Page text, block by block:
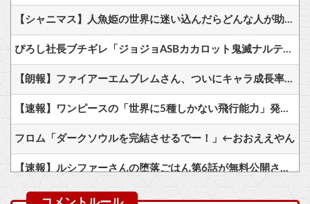
【シャニマス】人魚姫の世界に迷い込んだらどんな人が助けてくれたか、をアイドルの誕生日で見たら
ぴろし社長ブチギレ「ジョジョASBカカロット鬼滅ナルティメット作ったのにジャンブ公式にブロックされたんだが⁉」
【朗報】ファイアーエムブレムさん、ついにキャラ成長率がゲーム内で見れるようになる
【速報】ワンピースの「世界に5種しかない飛行能力」発言の謎が解けるWWW
フロム「ダークソウルを完結させるでー！」←おおええやん
【速報】ルシファーさんの堕落ごはん第6話が無料公開された件
ゲームで飽きるほど聞いた『ボイス』といえば